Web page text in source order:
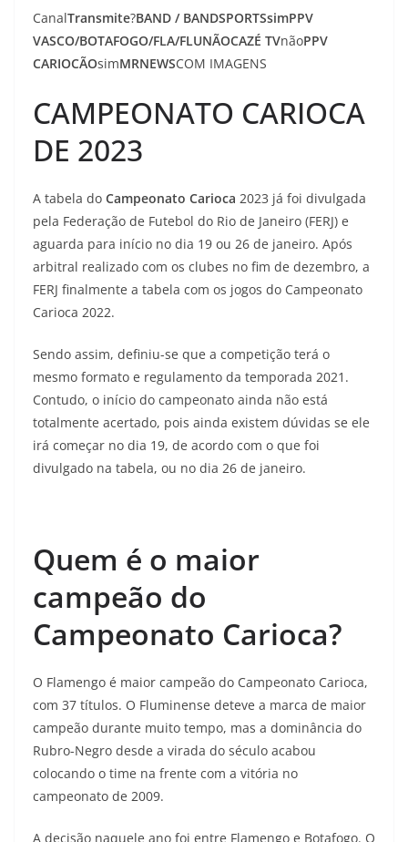
CanalTransmite?BAND / BANDSPORTSsimPPV
VASCO/BOTAFOGO/FLA/FLUNÃOCAZÉ TVnãoPPV
CARIOCÃOsimMRNEWSCOM IMAGENS
CAMPEONATO CARIOCA
DE 2023
A tabela do Campeonato Carioca 2023 já foi divulgada
pela Federação de Futebol do Rio de Janeiro (FERJ) e
aguarda para início no dia 19 ou 26 de janeiro. Após
arbitral realizado com os clubes no fim de dezembro, a
FERJ finalmente a tabela com os jogos do Campeonato
Carioca 2022.
Sendo assim, definiu-se que a competição terá o
mesmo formato e regulamento da temporada 2021.
Contudo, o início do campeonato ainda não está
totalmente acertado, pois ainda existem dúvidas se ele
irá começar no dia 19, de acordo com o que foi
divulgado na tabela, ou no dia 26 de janeiro.
Quem é o maior
campeão do
Campeonato Carioca?
O Flamengo é maior campeão do Campeonato Carioca,
com 37 títulos. O Fluminense deteve a marca de maior
campeão durante muito tempo, mas a dominância do
Rubro-Negro desde a virada do século acabou
colocando o time na frente com a vitória no
campeonato de 2009.
A decisão naquele ano foi entre Flamengo e Botafogo. O